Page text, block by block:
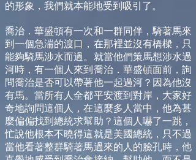
的形象，我們就本能地受到吸引了。
喬治．華盛頓有一次和一群同伴，騎著馬來
到一個急湍的渡口，在那裡並沒有橋樑，只
能夠騎馬涉水而過。就當他們策馬想涉水過
河時，有一個人來到喬治．華盛頓面前，詢
問喬治是否可以帶著他一起過河？因為他沒
有馬。當所有人全都平安渡到對岸，大家好
奇地詢問這個人，在這麼多人當中，他為甚
麼偏偏找到總統求幫助？這個人嚇了一跳，
忙說他根本不曉得這就是美國總統，只不過
當他看著整群騎著馬過來的人的臉孔時，他